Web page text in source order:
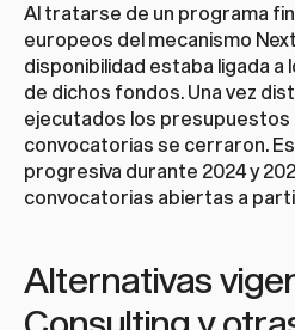
Al tratarse de un programa
europeos del mecanismo
disponibilidad estaba ligada a
de dichos fondos. Una vez
ejecutados los presupuestos
convocatorias se cerraron.
progresiva durante 2024 y
convocatorias abiertas a
Alternativas